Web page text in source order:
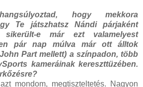
hogy mekkora
Te játszhatsz Nándi párjaként
sikerült-e már ezt valamelyest
pár nap múlva már ott álltok
Part mellett) a színpadon, több
kameráinak kereszttüzében.
mondom, megtiszteltetés. Nagyon